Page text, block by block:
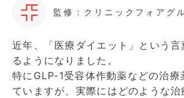
監修：クリニックフォアグ
近年、「医療ダイエット」という言
るようになりました。
特にGLP-1受容体作動薬などの治療
ていますが、実際にはどのような治